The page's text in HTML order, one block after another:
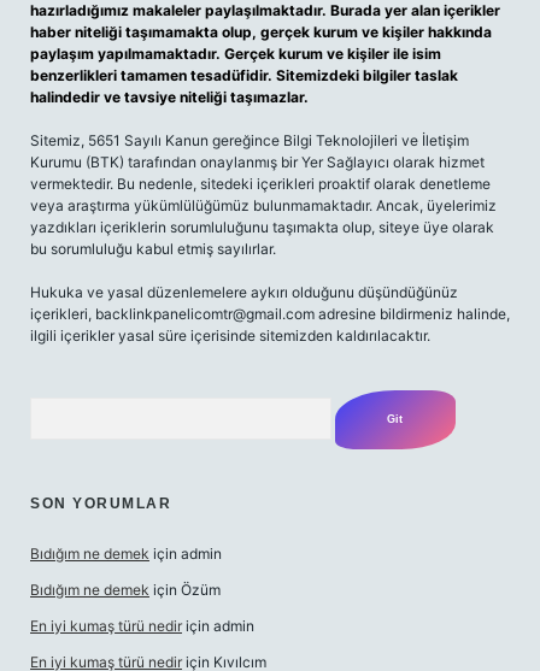
hazırladığımız makaleler paylaşılmaktadır. Burada yer alan içerikler
haber niteliği taşımamakta olup, gerçek kurum ve kişiler hakkında
paylaşım yapılmamaktadır. Gerçek kurum ve kişiler ile isim
benzerlikleri tamamen tesadüfidir. Sitemizdeki bilgiler taslak
halindedir ve tavsiye niteliği taşımazlar.
Sitemiz, 5651 Sayılı Kanun gereğince Bilgi Teknolojileri ve İletişim
Kurumu (BTK) tarafından onaylanmış bir Yer Sağlayıcı olarak hizmet
vermektedir. Bu nedenle, sitedeki içerikleri proaktif olarak denetleme
veya araştırma yükümlülüğümüz bulunmamaktadır. Ancak, üyelerimiz
yazdıkları içeriklerin sorumluluğunu taşımakta olup, siteye üye olarak
bu sorumluluğu kabul etmiş sayılırlar.
Hukuka ve yasal düzenlemelere aykırı olduğunu düşündüğünüz
içerikleri, backlinkpanelicomtr@gmail.com adresine bildirmeniz halinde,
ilgili içerikler yasal süre içerisinde sitemizden kaldırılacaktır.
SON YORUMLAR
Bıdığım ne demek için admin
Bıdığım ne demek için Özüm
En iyi kumaş türü nedir için admin
En iyi kumaş türü nedir için Kıvılcım